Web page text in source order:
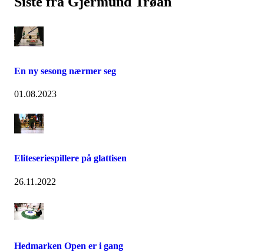
En ny sesong nærmer seg
01.08.2023
Eliteseriespillere på glattisen
26.11.2022
Hedmarken Open er i gang